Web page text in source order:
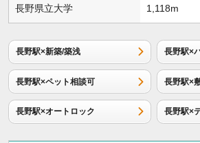
長野県立大学 1,118m
長野駅×新築/築浅 長野駅×
長野駅×ペット相談可 長野駅×
長野駅×オートロック 長野駅×